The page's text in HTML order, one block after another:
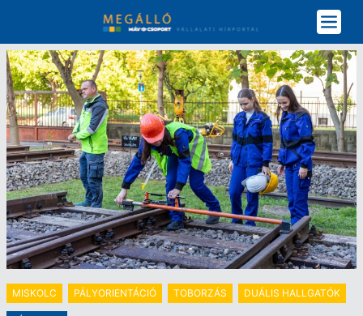
tartalomra
MISKOLC PÁLYORIENTÁCIÓ TOBORZÁS DUÁLIS HALLGATÓK